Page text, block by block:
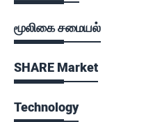
மூலிகை சமையல்
SHARE Market
Technology